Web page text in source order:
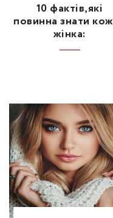
10 фактів,які
повинна знати
жінка: